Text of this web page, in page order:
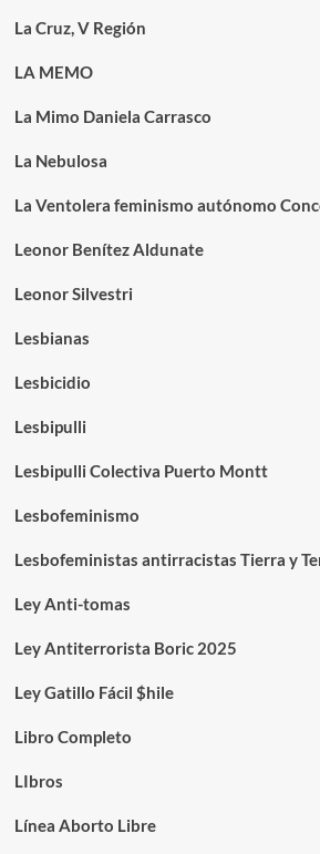
La Cruz, V Región
LA MEMO
La Mimo Daniela Carrasco
La Nebulosa
La Ventolera feminismo autónomo
Leonor Benítez Aldunate
Leonor Silvestri
Lesbianas
Lesbicidio
Lesbipulli
Lesbipulli Colectiva Puerto Montt
Lesbofeminismo
Lesbofeministas antirracistas Tierra y
Ley Anti-tomas
Ley Antiterrorista Boric 2025
Ley Gatillo Fácil $hile
Libro Completo
LIbros
Línea Aborto Libre